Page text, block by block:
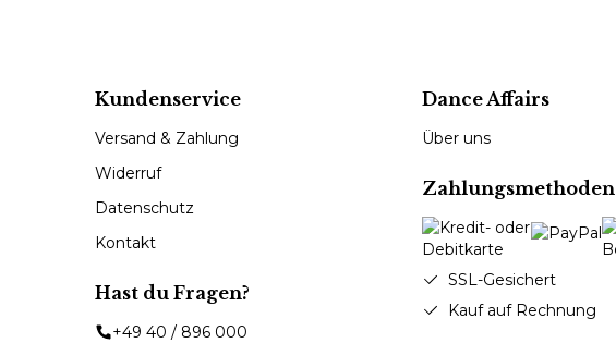
Kundenservice
Versand & Zahlung
Widerruf
Datenschutz
Kontakt
Hast du Fragen?
+49 40 / 896 000
Dance Affairs
Über uns
Zahlungsmethoden
SSL-Gesichert
Kauf auf Rechnung